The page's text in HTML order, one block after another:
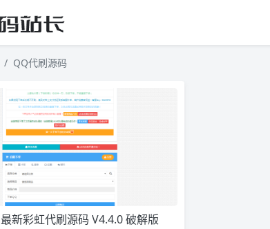
QQ代刷源码
最新彩虹代刷源码 V4.4.0 破解版